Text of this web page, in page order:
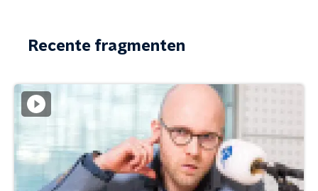
Recente fragmenten